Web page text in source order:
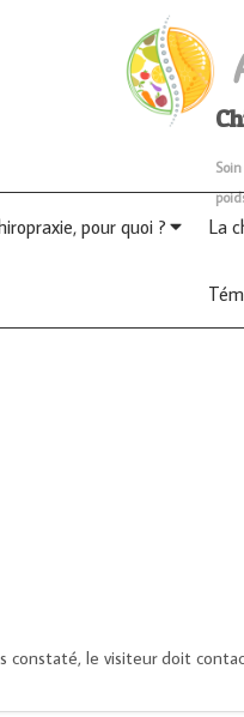
pour quoi ? La
constaté, le visiteur doit